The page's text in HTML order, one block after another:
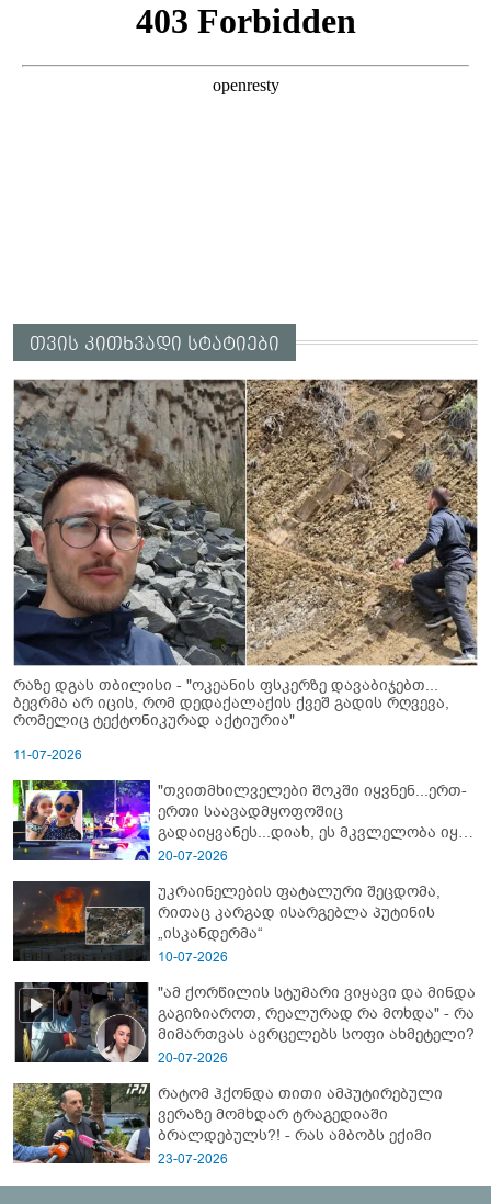
თვის კითხვადი სტატიები
რაზე დგას თბილისი - "ოკეანის ფსკერზე დავაბიჯებთ...
ბევრმა არ იცის, რომ დედაქალაქის ქვეშ გადის რღვევა,
რომელიც ტექტონიკურად აქტიურია"
11-07-2026
"თვითმხილველები შოკში იყვნენ...ერთ-
ერთი საავადმყოფოშიც
გადაიყვანეს...დიახ, ეს მკვლელობა იყო"
- გორში დატრიალებული ტრაგედიის
20-07-2026
უკრაინელების ფატალური შეცდომა,
რითაც კარგად ისარგებლა პუტინის
„ისკანდერმა“
10-07-2026
"ამ ქორწილის სტუმარი ვიყავი და მინდა
გაგიზიაროთ, რეალურად რა მოხდა" - რა
მიმართვას ავრცელებს სოფი ახმეტელი?
20-07-2026
რატომ ჰქონდა თითი ამპუტირებული
ვერაზე მომხდარ ტრაგედიაში
ბრალდებულს?! - რას ამბობს ექიმი
23-07-2026